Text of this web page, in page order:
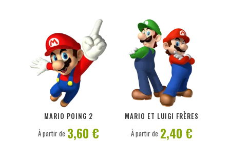
MARIO POING 2
PERSONNALISER
À partir de 3,60 €
MARIO ET LUIGI FRÈRES
PERSONNALISER
À partir de 2,40 €